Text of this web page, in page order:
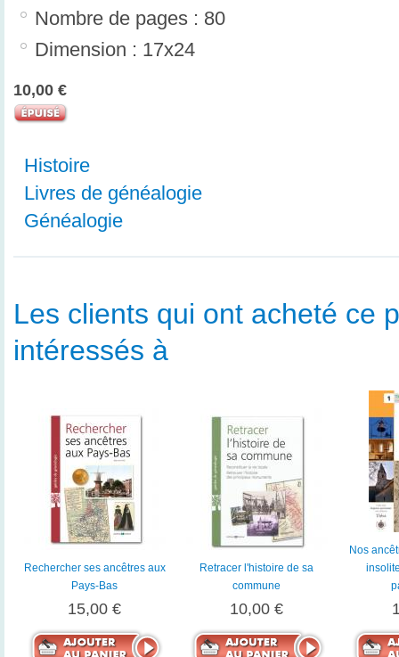
Nombre de pages : 80
Dimension : 17x24
10,00 €
Histoire
Livres de généalogie
Généalogie
Les clients qui ont acheté ce
intéressés à
Rechercher ses ancêtres aux
Pays-Bas
15,00 €
Retracer l'histoire de sa
commune
10,00 €
Nos